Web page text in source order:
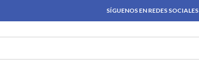
SÍGUENOS EN REDES SOCIALES